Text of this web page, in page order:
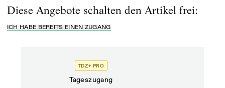
Diese Angebote schalten den Artikel frei:
ICH HABE BEREITS EINEN ZUGANG
TDZ+ PRO
Tageszugang